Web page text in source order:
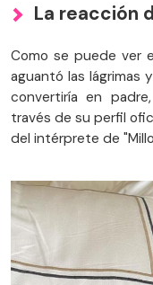
La reacción
Como se puede ver
aguantó las lágrimas
convertiría en
través de su perfil
del intérprete de